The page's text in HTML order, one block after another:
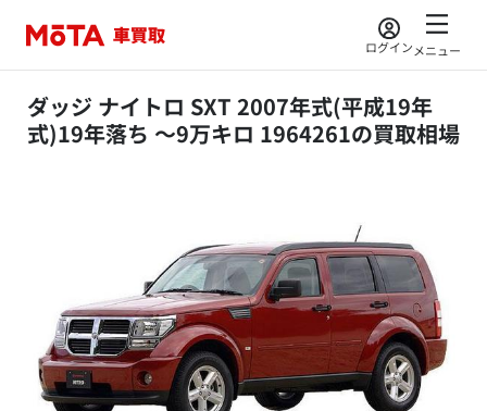
ログインメニュー
ダッジ ナイトロ SXT 2007年式(平成19年
式)19年落ち ～9万キロ 1964261の買取相場